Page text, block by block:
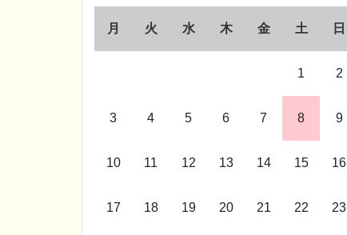
月 火 水 木 金 土 日
1 2
3 4 5 6 7 8 9
10 11 12 13 14 15 16
17 18 19 20 21 22 23